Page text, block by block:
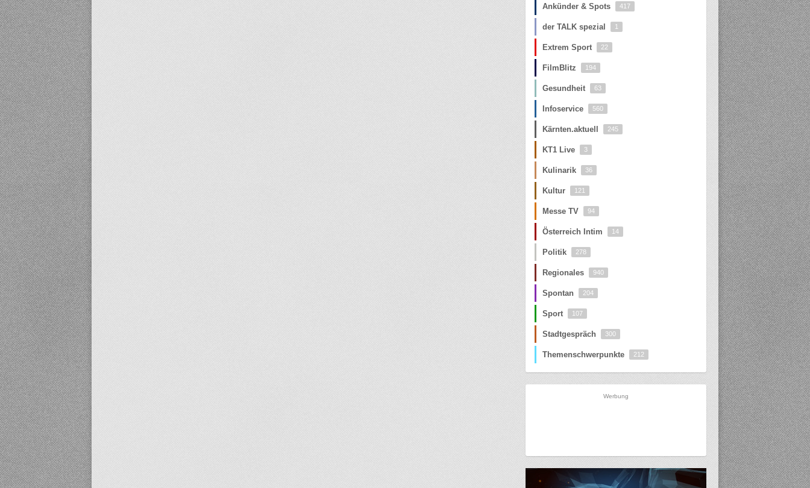
Ankünder & Spots 417
der TALK spezial 1
Extrem Sport 22
FilmBlitz 194
Gesundheit 63
Infoservice 560
Kärnten.aktuell 245
KT1 Live 3
Kulinarik 36
Kultur 121
Messe TV 94
Österreich Intim 14
Politik 278
Regionales 940
Spontan 204
Sport 107
Stadtgespräch 300
Themenschwerpunkte 212
Werbung